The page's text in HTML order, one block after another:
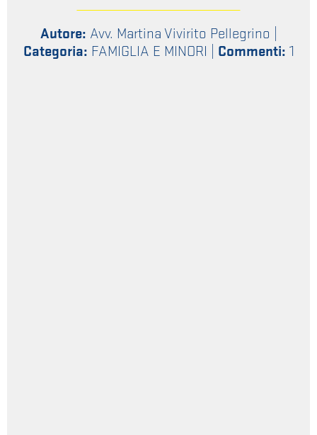
Autore: Avv. Martina Vivirito Pellegrino
Categoria: FAMIGLIA E MINORI Commenti: 1